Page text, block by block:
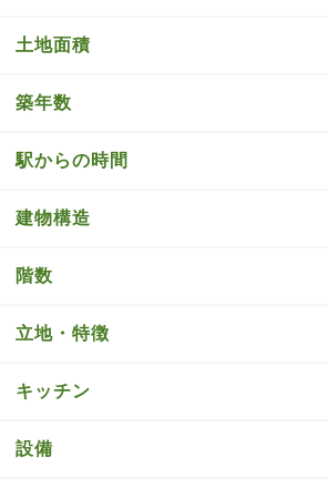
土地面積
築年数
駅からの時間
建物構造
階数
立地・特徴
キッチン
設備